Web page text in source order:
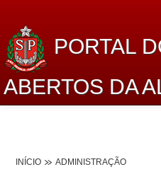
PORTAL
ABERTOS DA
Dados Abertos Alesp
INÍCIO ADMINISTRAÇÃO